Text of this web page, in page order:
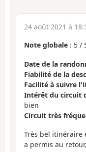
24 août 2021 à
Note globale : 5 /
Date de la
Fiabilité de la
Facilité à suivre
Intérêt du circuit
bien
Circuit très
Très bel itinéraire
a permis au